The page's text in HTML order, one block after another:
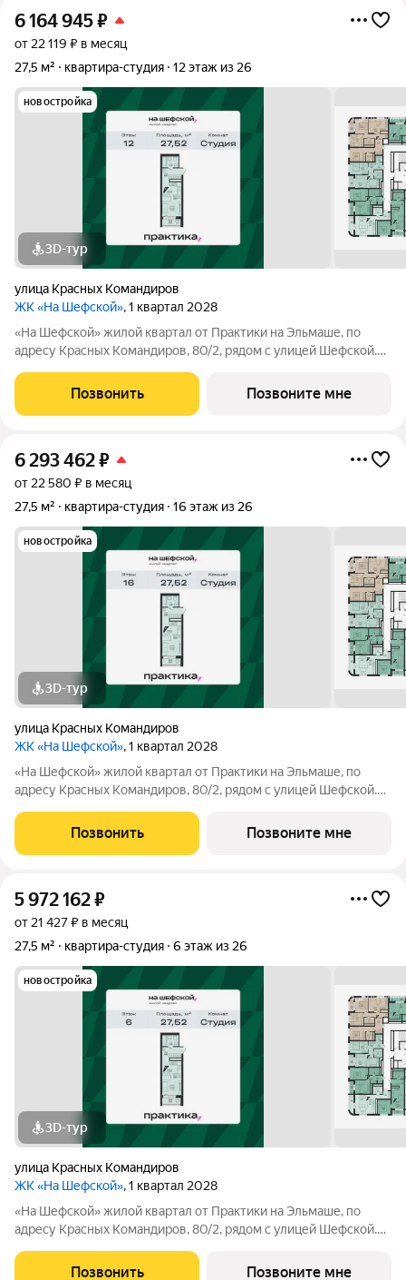
6 164 945₽
от 22 119 ₽ в месяц
27,5 м²
квартира-студия 12 этаж из 26
новостройка
3D-тур
улица Красных Командиров
ЖК «На Шефской», 1 квартал 2028
«На Шефской» жилой квартал от Практики на Эльмаше, по
адресу Красных Командиров, 80/2, рядом с улицей Шефской.
логистики: рядом школы №138 и №95, детский сад №440,
центры дополнительного
Позвонить Позвоните мне
6 293 462₽
от 22 580 ₽ в месяц
27,5 м²
квартира-студия 16 этаж из 26
новостройка
3D-тур
улица Красных Командиров
ЖК «На Шефской», 1 квартал 2028
«На Шефской» жилой квартал от Практики на Эльмаше, по
адресу Красных Командиров, 80/2, рядом с улицей Шефской.
логистики: рядом школы №138 и №95, детский сад №440,
центры дополнительного
Позвонить Позвоните мне
5 972 162₽
от 21 427 ₽ в месяц
27,5 м²
квартира-студия 6 этаж из 26
новостройка
3D-тур
улица Красных Командиров
ЖК «На Шефской», 1 квартал 2028
«На Шефской» жилой квартал от Практики на Эльмаше, по
адресу Красных Командиров, 80/2, рядом с улицей Шефской.
логистики: рядом школы №138 и №95, детский сад №440,
Позвонить Позвоните мне